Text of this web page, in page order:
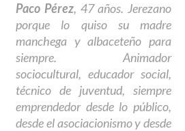
Paco Pérez, 47 años. Jerezano
porque lo quiso su madre
manchega y albaceteño para
siempre. Animador
sociocultural, educador social,
técnico de juventud, siempre
emprendedor desde lo público,
desde el asociacionismo y desde